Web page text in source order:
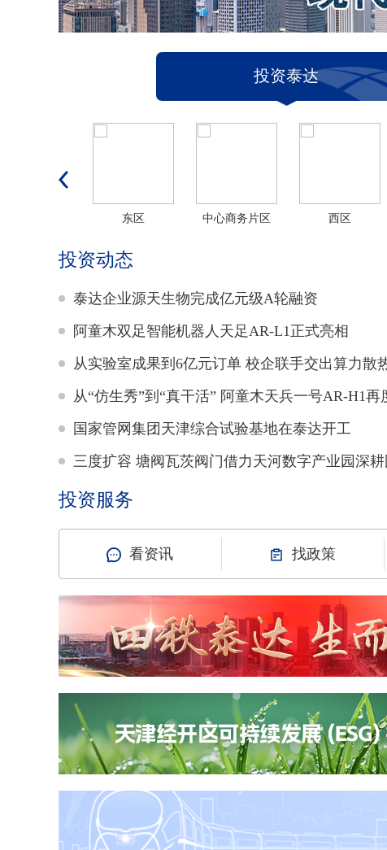
投资泰达
东区 中心商务片区 西区
投资动态
泰达企业源天生物完成亿元级A轮融资
阿童木双足智能机器人天足AR-L1正式亮相
国家管网集团天津综合试验基地在泰达开工
投资服务
看资讯 找政策